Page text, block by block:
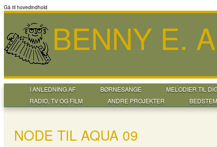
Gå til hovedindhold
BENNY E.
I ANLEDNING AF BØRNESANGE
MELODIER TIL
RADIO, TV OG FILM
ANDRE PROJEKTER
NODE TIL AQUA 09